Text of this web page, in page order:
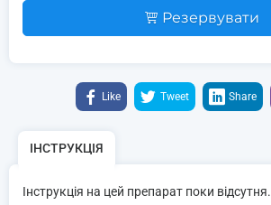
Резервувати
Like Tweet Share
ІНСТРУКЦІЯ
Інструкція на цей препарат поки відсутня.